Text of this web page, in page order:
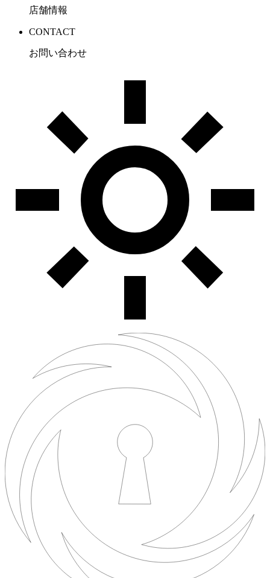
店舗情報
CONTACT
お問い合わせ